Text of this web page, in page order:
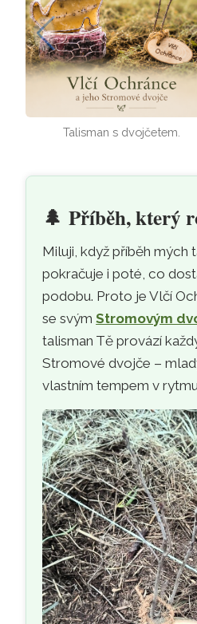
Talisman s dvojčetem.
🌲Příběh, který
Miluji, když příběh mých
pokračuje i poté, co
podobu. Proto je Vlčí
se svýmStromovým
talisman Tě provází
Stromové dvojče –
vlastním tempem v